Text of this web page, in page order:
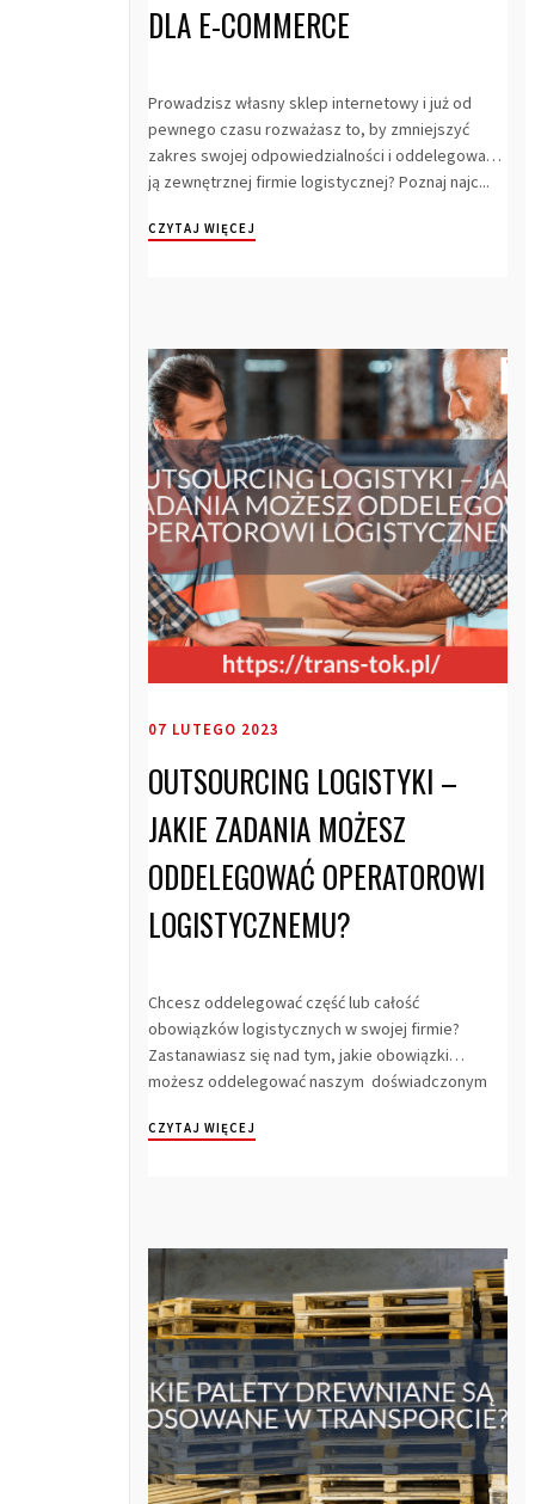
DLA E-COMMERCE
Prowadzisz własny sklep internetowy i już od
pewnego czasu rozważasz to, by zmniejszyć
zakres swojej odpowiedzialności i oddelegować
ją zewnętrznej firmie logistycznej? Poznaj najc...
CZYTAJ WIĘCEJ
07 LUTEGO 2023
OUTSOURCING LOGISTYKI –
JAKIE ZADANIA MOŻESZ
ODDELEGOWAĆ OPERATOROWI
LOGISTYCZNEMU?
Chcesz oddelegować część lub całość
obowiązków logistycznych w swojej firmie?
Zastanawiasz się nad tym, jakie obowiązki
możesz oddelegować naszym doświadczonym
CZYTAJ WIĘCEJ